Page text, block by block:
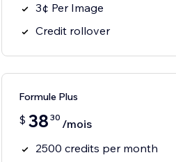
3¢ Per Image
Credit rollover
Formule Plus
$ 38 30 /mois
2500 credits per month